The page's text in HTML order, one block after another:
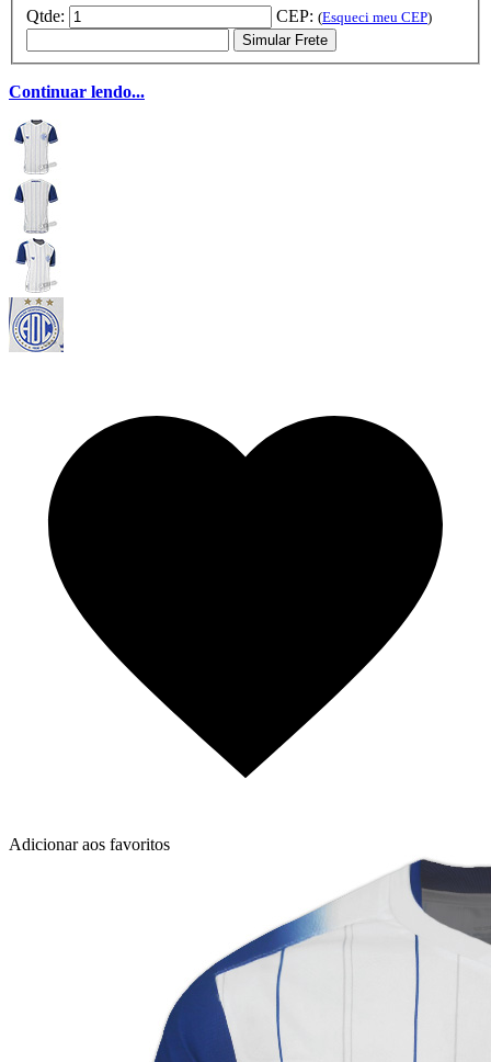
Qtde:
CEP: (Esqueci meu CEP)
Simular Frete
Continuar lendo...
Adicionar aos favoritos